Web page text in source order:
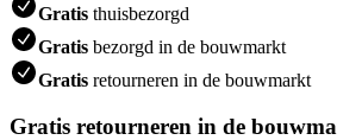
Gratis thuisbezorgd
Gratis bezorgd in de bouwmarkt
Gratis retourneren in de bouwmarkt
Gratis retourneren in de